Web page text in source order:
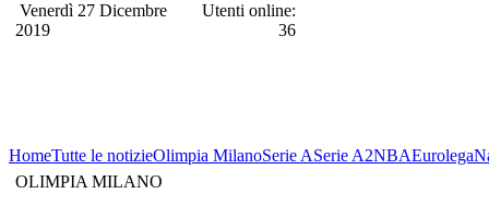
Venerdì 27 Dicembre
2019
Utenti online:
36
HomeTutte le notizieOlimpia MilanoSerie ASerie A2NBAEurolega
OLIMPIA MILANO